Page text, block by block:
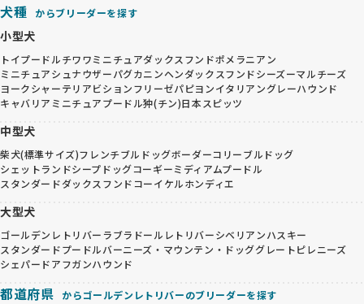
犬種 からブリーダーを探す
小型犬
トイプードルチワワミニチュアダックスフンドポメラニアン
ミニチュアシュナウザーパグカニンヘンダックスフンドシーズーマルチーズ
ヨークシャーテリアビションフリーゼパピヨンイタリアングレーハウンド
キャバリア ミニチュアプードル狆(チン)日本スピッツ
中型犬
柴犬(標準サイズ)フレンチブルドッグボーダーコリーブルドッグ
シェットランドシープドッグコーギーミディアムプードル
スタンダードダックスフンドコーイケルホンディエ
大型犬
ゴールデンレトリバー ラブラドールレトリバーシベリアンハスキー
スタンダードプードルバーニーズ・マウンテン・ドッググレートピレニーズ
シェパードアフガンハウンド
都道府県 からゴールデンレトリバーのブリーダーを探す